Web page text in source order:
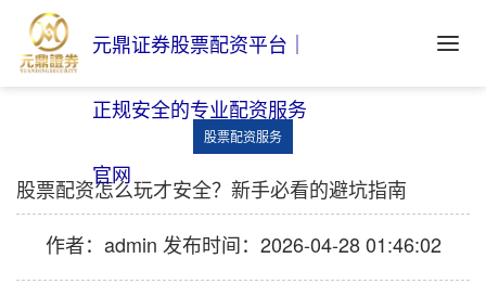
元鼎证券股票配资平台｜
正规安全的专业配资服务
官网
股票配资服务
股票配资怎么玩才安全？新手必看的避坑指南
作者：admin 发布时间：2026-04-28 01:46:02